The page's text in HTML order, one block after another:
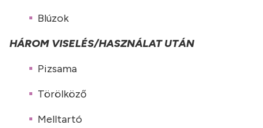
Blúzok
HÁROM VISELÉS/HASZNÁLAT UTÁN
Pizsama
Törölköző
Melltartó